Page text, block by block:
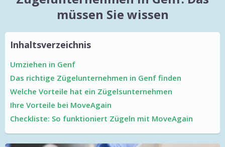
müssen Sie wissen
Inhaltsverzeichnis
Umziehen in Genf
Das richtige Zügelunternehmen in Genf finden
Welche Vorteile hat ein Zügelsunternehmen
Ihre Vorteile bei MoveAgain
Checkliste: So funktioniert Zügeln mit MoveAgain